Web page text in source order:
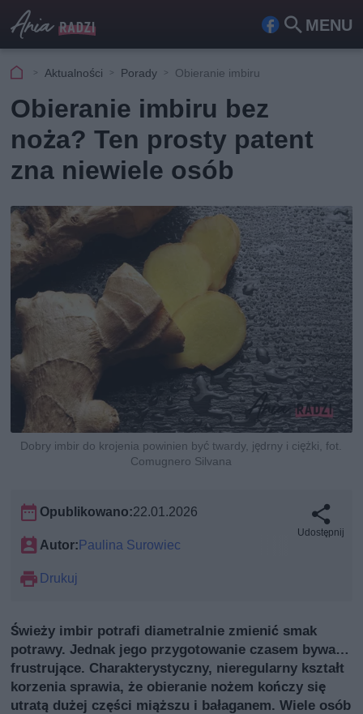
MENU
Fa Szu
Aktualności Porady Obieranie imbiru
Obieranie imbiru bez
noża? Ten prosty patent
zna niewiele osób
Dobry imbir do krojenia powinien być twardy, jędrny i ciężki, fot.
Comugnero Silvana
Opublikowano:22.01.2026
Autor:Paulina Surowiec
Drukuj
Udostępnij
Świeży imbir potrafi diametralnie zmienić smak
potrawy. Jednak jego przygotowanie czasem bywa…
frustrujące. Charakterystyczny, nieregularny kształt
korzenia sprawia, że obieranie nożem kończy się
utratą dużej części miąższu i bałaganem. Wiele osób